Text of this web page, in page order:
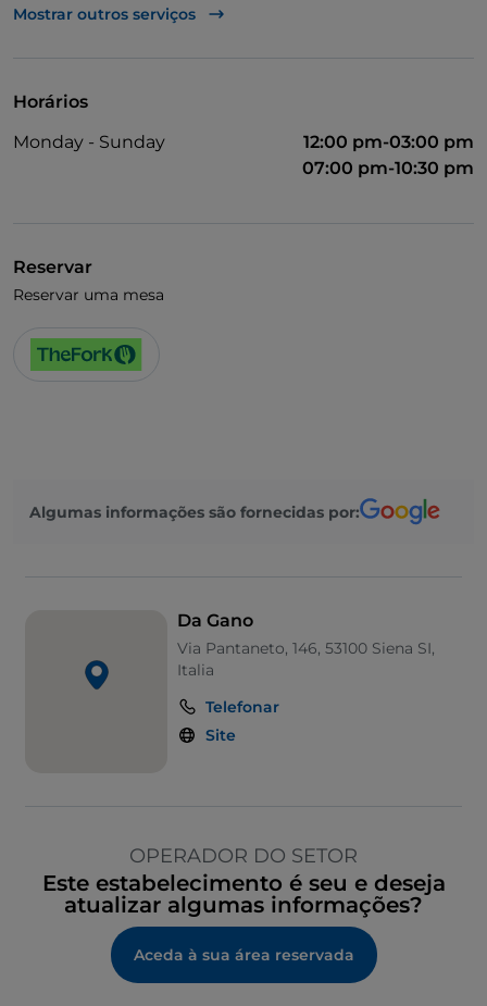
Acesso para pessoas com deficiência
Mostrar outros serviços
Horários
Monday - Sunday
12:00 pm-03:00 pm
07:00 pm-10:30 pm
Reservar
Reservar uma mesa
Algumas informações são fornecidas por:
Da Gano
Via Pantaneto, 146, 53100 Siena SI,
Italia
Telefonar
Site
OPERADOR DO SETOR
Este estabelecimento é seu e deseja
atualizar algumas informações?
Aceda à sua área reservada